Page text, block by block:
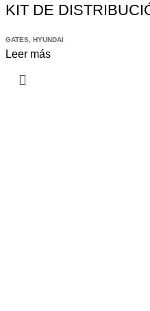
KIT DE
GATES ,HYUNDAI
Leer más